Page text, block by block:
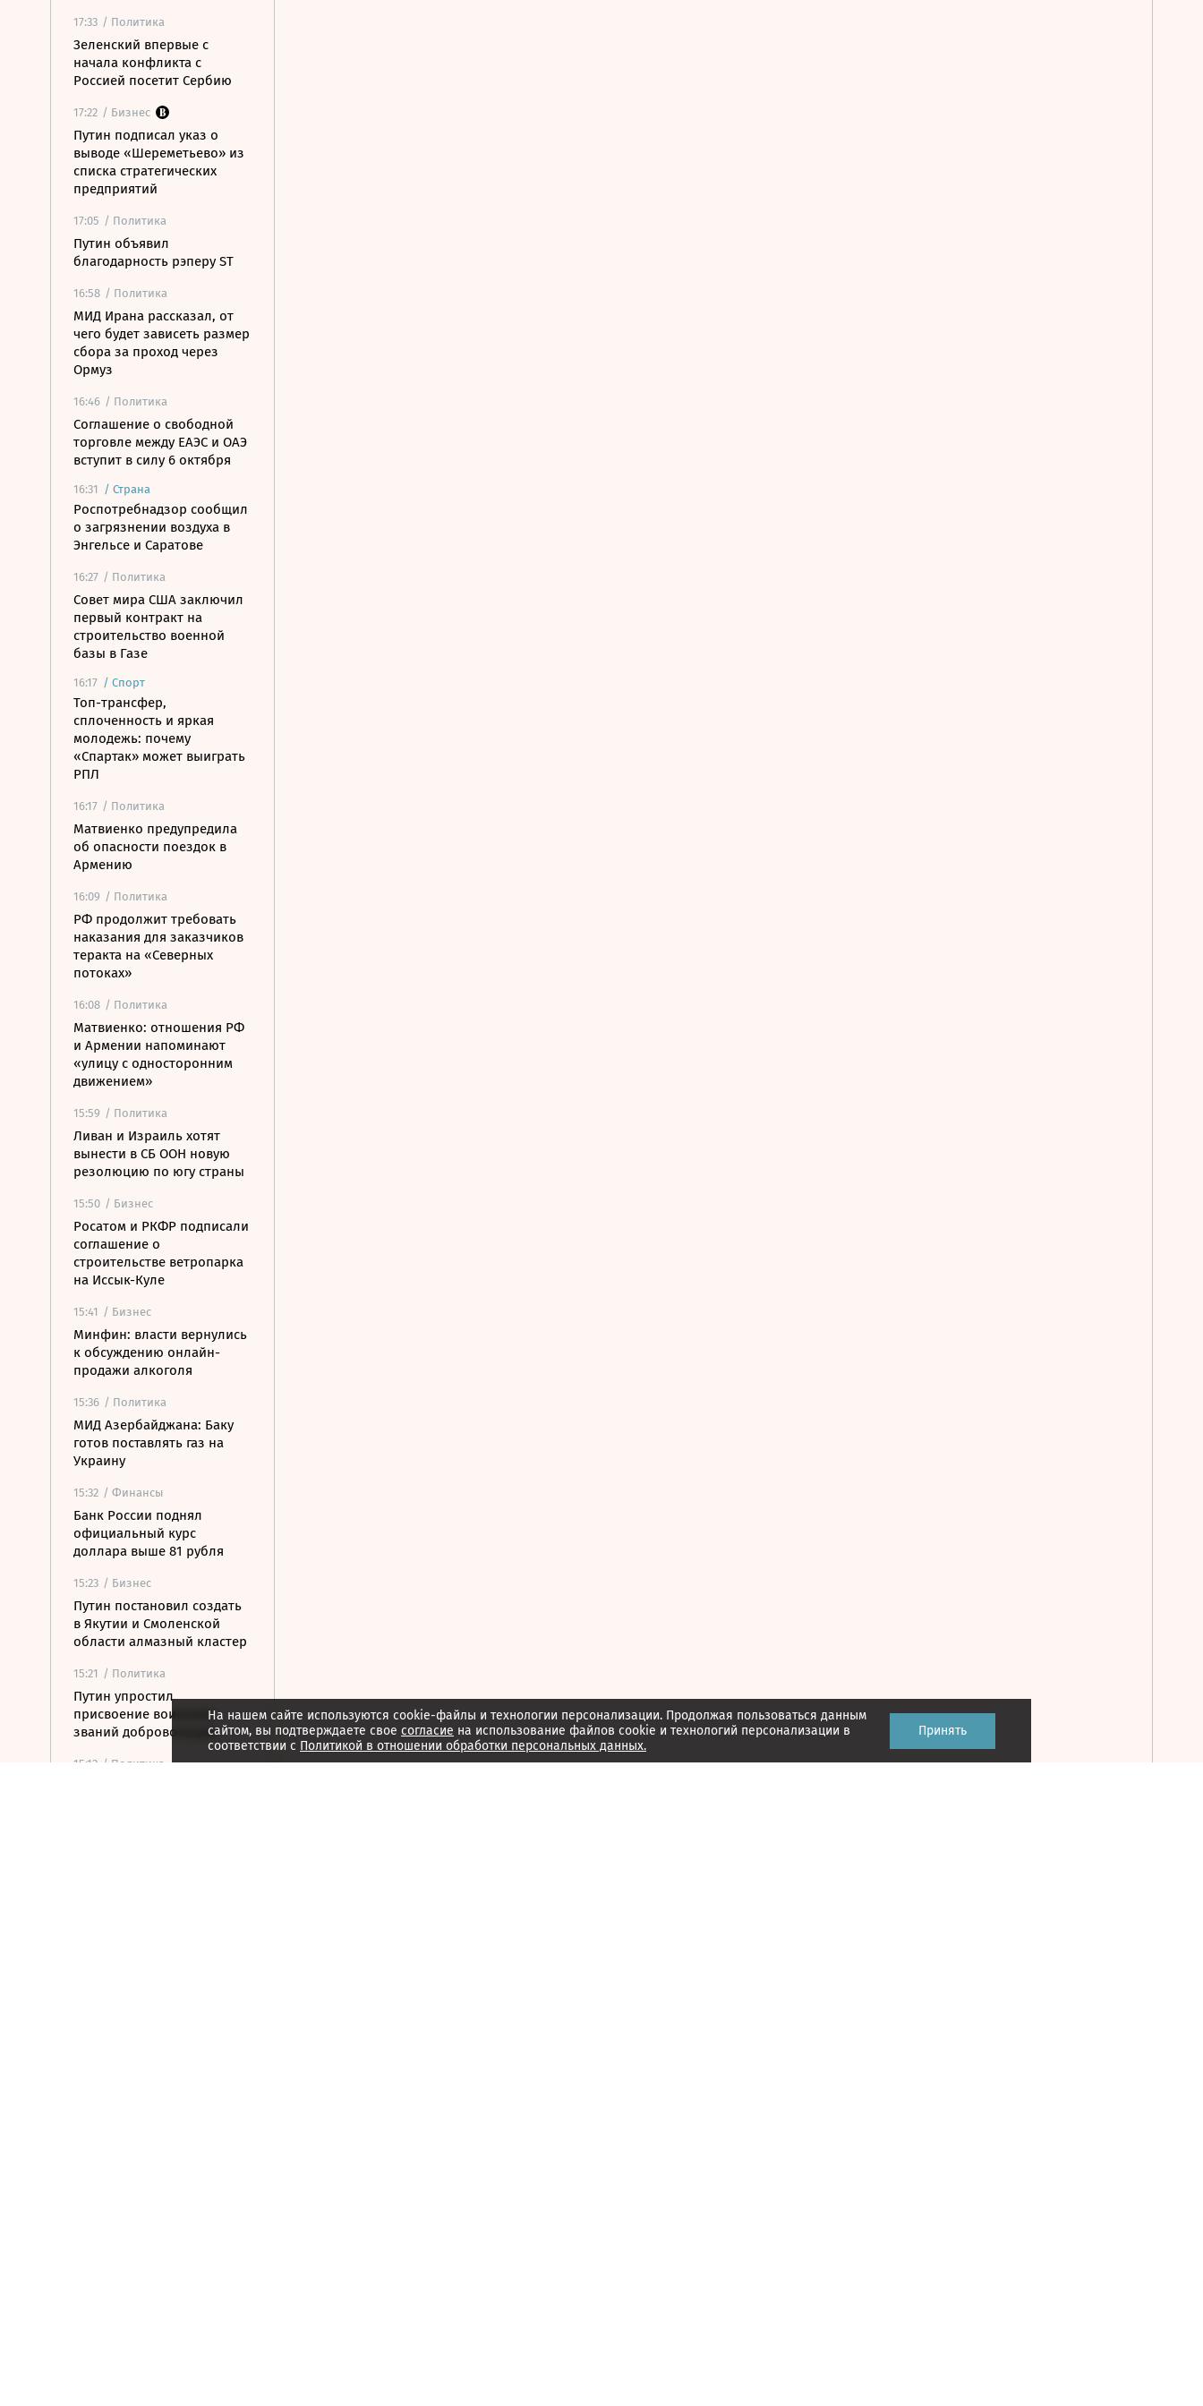
17:33 / Политика
Зеленский впервые с
начала конфликта с
Россией посетит Сербию
17:22 / Бизнес
Путин подписал указ о
выводе «Шереметьево» из
списка стратегических
предприятий
17:05 / Политика
Путин объявил
благодарность рэперу ST
16:58 / Политика
МИД Ирана рассказал, от
чего будет зависеть размер
сбора за проход через
Ормуз
16:46 / Политика
Соглашение о свободной
торговле между ЕАЭС и ОАЭ
вступит в силу 6 октября
16:31 / Страна
Роспотребнадзор сообщил
о загрязнении воздуха в
Энгельсе и Саратове
16:27 / Политика
Совет мира США заключил
первый контракт на
строительство военной
базы в Газе
16:17 / Спорт
Топ-трансфер,
сплоченность и яркая
молодежь: почему
«Спартак» может выиграть
РПЛ
16:17 / Политика
Матвиенко предупредила
об опасности поездок в
Армению
16:09 / Политика
РФ продолжит требовать
наказания для заказчиков
теракта на «Северных
потоках»
16:08 / Политика
Матвиенко: отношения РФ
и Армении напоминают
«улицу с односторонним
движением»
15:59 / Политика
Ливан и Израиль хотят
вынести в СБ ООН новую
резолюцию по югу страны
15:50 / Бизнес
Росатом и РКФР подписали
соглашение о
строительстве ветропарка
на Иссык-Куле
15:41 / Бизнес
Минфин: власти вернулись
к обсуждению онлайн-
продажи алкоголя
15:36 / Политика
МИД Азербайджана: Баку
готов поставлять газ на
Украину
15:32 / Финансы
Банк России поднял
официальный курс
доллара выше 81 рубля
15:23 / Бизнес
Путин постановил создать
в Якутии и Смоленской
области алмазный кластер
15:21 / Политика
Путин упростил
присвоение воинских
званий добровольцам
15:12 / Политика
На нашем сайте используются cookie-файлы и технологии персонализации. Продолжая пользоваться данным
сайтом, вы подтверждаете свое согласие на использование файлов cookie и технологий персонализации в
соответствии с Политикой в отношении обработки персональных данных.
Принять